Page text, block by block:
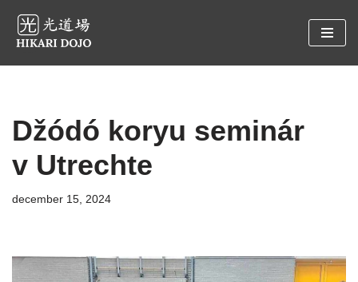
Preskočiť
na
Džódó koryu seminár
v Utrechte
december 15, 2024